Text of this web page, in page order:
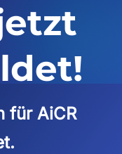
für AiCR